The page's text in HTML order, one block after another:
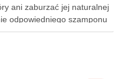
ani zaburzać jej naturalnej
odpowiedniego szamponu
długim i frustrującym, bo